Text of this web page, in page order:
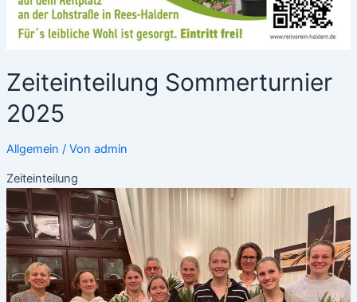
Zeiteinteilung Sommerturnier
2025
Allgemein / Von admin
Zeiteinteilung